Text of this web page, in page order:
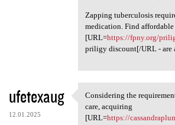
Zapping tuberculosis
medication. Find
[URL=https://fpny.org/
priligy discount[/URL - are
ufetexaug
12.01.2025
Considering the
Considering the
care, acquiring
[URL=https://